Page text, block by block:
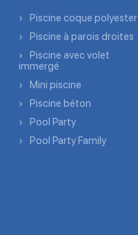
Piscine coque polyester
Piscine à parois droites
Piscine avec volet
immergé
Mini piscine
Piscine béton
Pool Party
Pool Party Family